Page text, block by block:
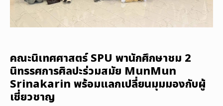
คณะนิเทศศาสตร์ SPU พานักศึกษาชม 2
นิทรรศการศิลปะร่วมสมัย MunMun
Srinakarin พร้อมแลกเปลี่ยนมุมมองกับผู้
เชี่ยวชาญ